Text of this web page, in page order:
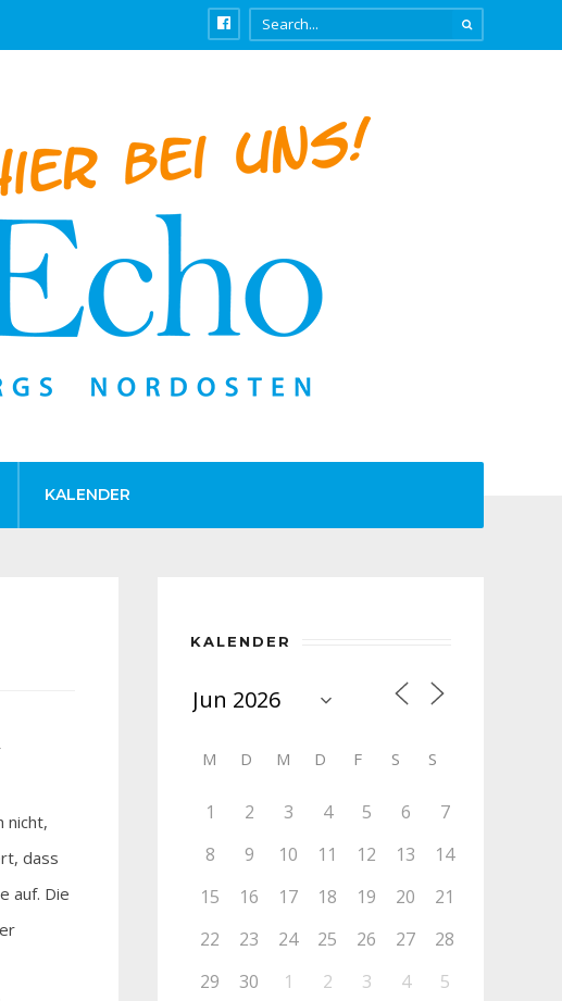
KALENDER
nicht,
dass
auf. Die
KALENDER
M D M D F S S
1 2 3 4 5 6
7
8
9 10 11 12 13
14
15
16 17 18 19 20
21
22
23 24 25 26 27
28
29
30 1 2 3 4 5